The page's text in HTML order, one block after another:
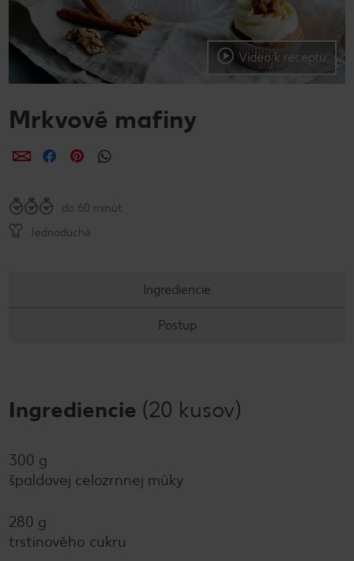
Video k receptu
Mrkvové mafiny
ZdieľaťZdieľaťZdieľať
do 60 minút
Jednoduché
Ingrediencie
Postup
Ingrediencie (20 kusov)
300 g
špaldovej celozrnnej múky
280 g
trstinového cukru